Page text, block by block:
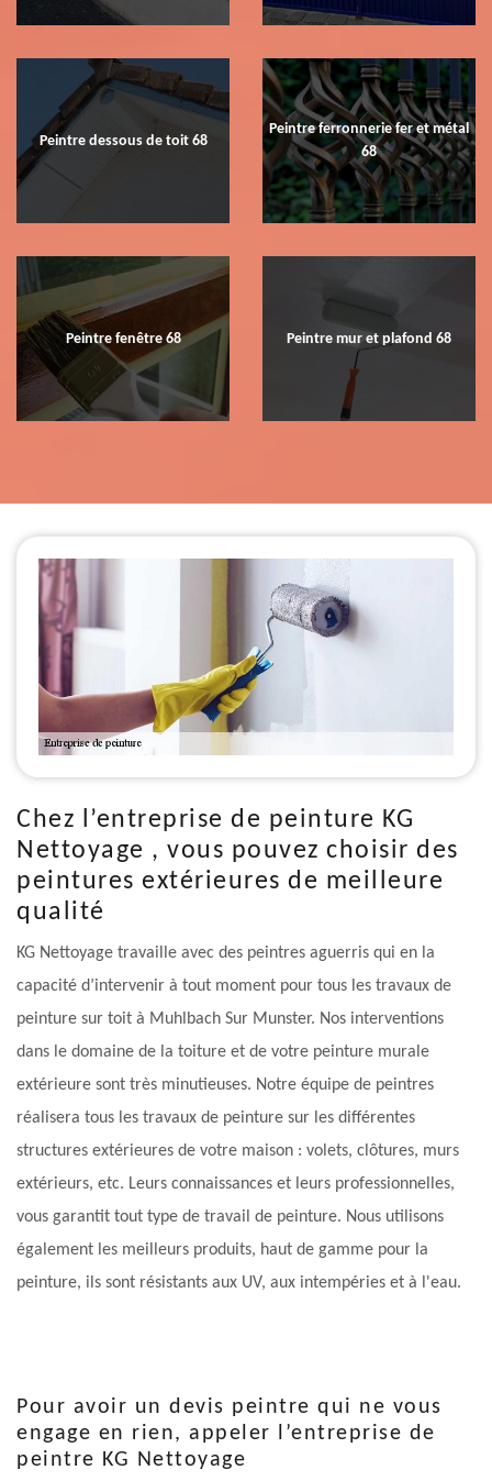
Peintre dessous de toit 68
Peintre ferronnerie fer et métal
68
Peintre fenêtre 68 Peintre mur et plafond 68
Chez l’entreprise de peinture KG
Nettoyage , vous pouvez choisir des
peintures extérieures de meilleure
qualité
KG Nettoyage travaille avec des peintres aguerris qui en la
capacité d’intervenir à tout moment pour tous les travaux de
peinture sur toit à Muhlbach Sur Munster. Nos interventions
dans le domaine de la toiture et de votre peinture murale
extérieure sont très minutieuses. Notre équipe de peintres
réalisera tous les travaux de peinture sur les différentes
structures extérieures de votre maison : volets, clôtures, murs
extérieurs, etc. Leurs connaissances et leurs professionnelles,
vous garantit tout type de travail de peinture. Nous utilisons
également les meilleurs produits, haut de gamme pour la
peinture, ils sont résistants aux UV, aux intempéries et à l'eau.
Pour avoir un devis peintre qui ne vous
engage en rien, appeler l’entreprise de
peintre KG Nettoyage